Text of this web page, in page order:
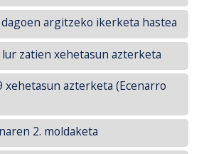
argitzeko ikerketa hastea
lur zatien xehetasun azterketa
xehetasun azterketa (Ecenarro
2. moldaketa